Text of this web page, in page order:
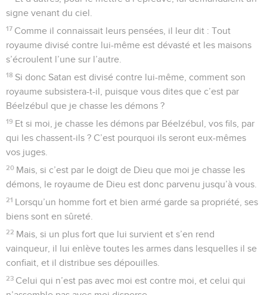
signe venant du ciel.
17 Comme il connaissait leurs pensées, il leur dit : Tout
royaume divisé contre lui-même est dévasté et les maisons
s’écroulent l’une sur l’autre.
18 Si donc Satan est divisé contre lui-même, comment son
royaume subsistera-t-il, puisque vous dites que c’est par
Béelzébul que je chasse les démons ?
19 Et si moi, je chasse les démons par Béelzébul, vos fils, par
qui les chassent-ils ? C’est pourquoi ils seront eux-mêmes
vos juges.
20 Mais, si c’est par le doigt de Dieu que moi je chasse les
démons, le royaume de Dieu est donc parvenu jusqu’à vous.
21 Lorsqu’un homme fort et bien armé garde sa propriété, ses
biens sont en sûreté.
22 Mais, si un plus fort que lui survient et s’en rend
vainqueur, il lui enlève toutes les armes dans lesquelles il se
confiait, et il distribue ses dépouilles.
23 Celui qui n’est pas avec moi est contre moi, et celui qui